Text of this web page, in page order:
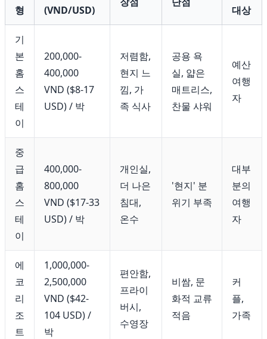
형
(VND/USD)
대상
기
본
홈
스
테
이
200,000-
400,000
VND ($8-17
USD) / 박
저렴함,
현지 느
낌, 가
족 식사
공용 욕
실, 얇은
매트리스,
찬물 샤워
예산
여행
자
중
급
홈
스
테
이
400,000-
800,000
VND ($17-33
USD) / 박
개인실,
더 나은
침대,
온수
'현지' 분
위기 부족
대부
분의
여행
자
에
코
리
조
트
1,000,000-
2,500,000
VND ($42-
104 USD) /
박
편안함,
프라이
버시,
수영장
비쌈, 문
화적 교류
적음
커
플,
가족